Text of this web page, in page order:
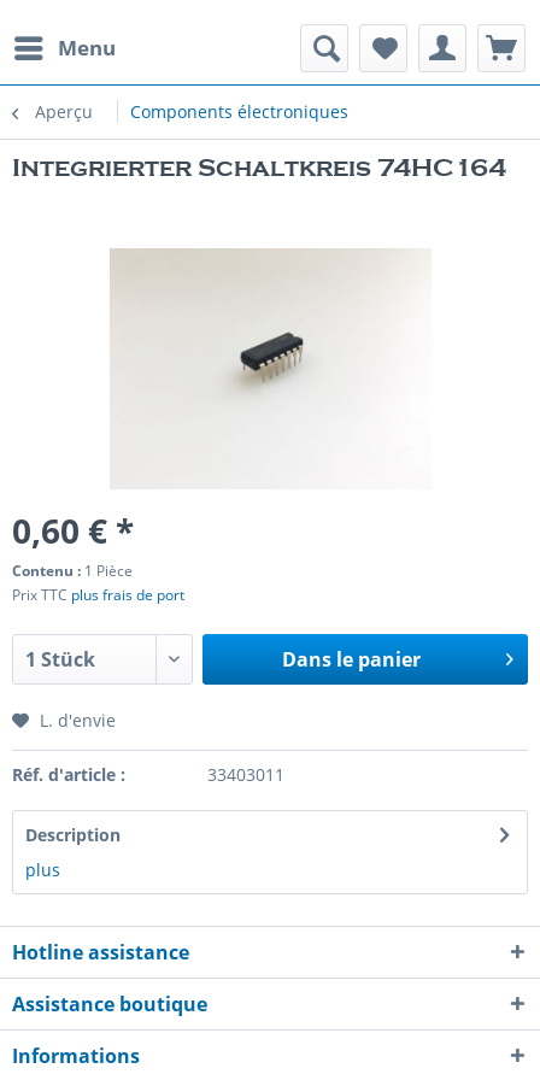
Menu
Aperçu Components électroniques
Integrierter Schaltkreis 74HC164
0,60 € *
Contenu : 1 Pièce
Prix TTC plus frais de port
Dans le panier
L. d'envie
Réf. d'article : 33403011
Description
plus
Hotline assistance
Assistance boutique
Informations